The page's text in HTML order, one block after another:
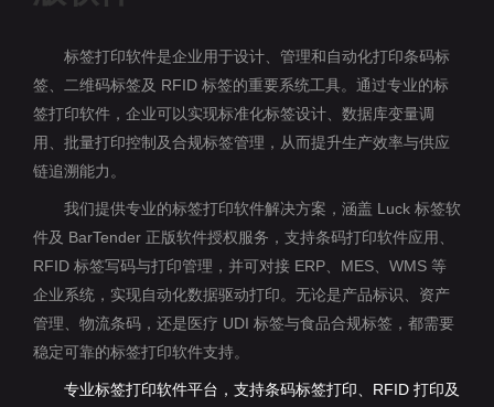
标签打印软件是企业用于设计、管理和自动化打印条码标
签、二维码标签及 RFID 标签的重要系统工具。通过专业的标
签打印软件，企业可以实现标准化标签设计、数据库变量调
用、批量打印控制及合规标签管理，从而提升生产效率与供应
链追溯能力。
我们提供专业的标签打印软件解决方案，涵盖 Luck 标签软
件及 BarTender 正版软件授权服务，支持条码打印软件应用、
RFID 标签写码与打印管理，并可对接 ERP、MES、WMS 等
企业系统，实现自动化数据驱动打印。无论是产品标识、资产
管理、物流条码，还是医疗 UDI 标签与食品合规标签，都需要
稳定可靠的标签打印软件支持。
专业标签打印软件平台，支持条码标签打印、RFID 打印及